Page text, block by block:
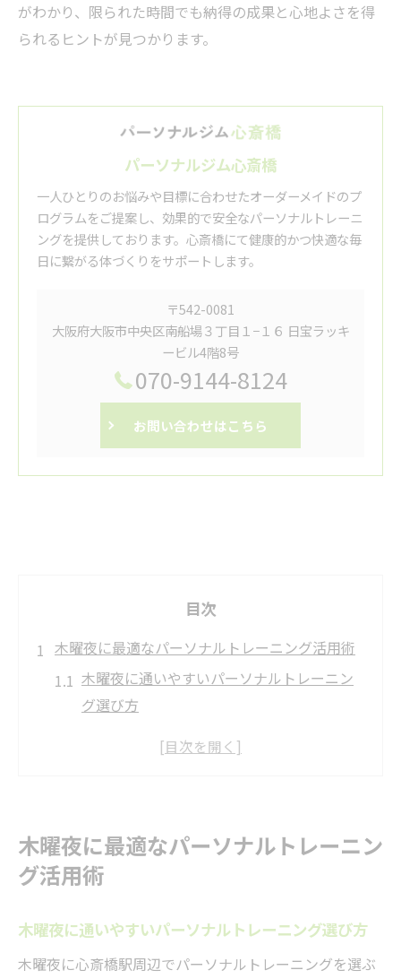
がわかり、限られた時間でも納得の成果と心地よさを得
られるヒントが見つかります。
パーソナルジム心斎橋
一人ひとりのお悩みや目標に合わせたオーダーメイドのプ
ログラムをご提案し、効果的で安全なパーソナルトレーニ
ングを提供しております。心斎橋にて健康的かつ快適な毎
日に繋がる体づくりをサポートします。
〒542-0081
大阪府大阪市中央区南船場３丁目１−１６ 日宝ラッキ
ービル4階8号
070-9144-8124
お問い合わせはこちら
目次
木曜夜に最適なパーソナルトレーニング活用術
木曜夜に通いやすいパーソナルトレーニン
グ選び方
仕事終わりも続くパーソナルトレーニング
の習慣化方法
心斎橋駅近くで快適なパーソナルトレーニ
ング実践法
リフレッシュ
心斎橋駅近くで仕事帰りに始める新習慣
木曜夜に最適なパーソナルトレーニン
グ活用術
木曜夜に通いやすいパーソナルトレーニング選び方
木曜夜に心斎橋駅周辺でパーソナルトレーニングを選ぶ